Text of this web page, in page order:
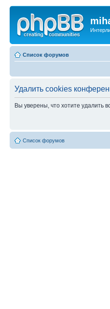
Список форумов
Удалить cookies
Вы уверены, что хотите удалить
Список форумов